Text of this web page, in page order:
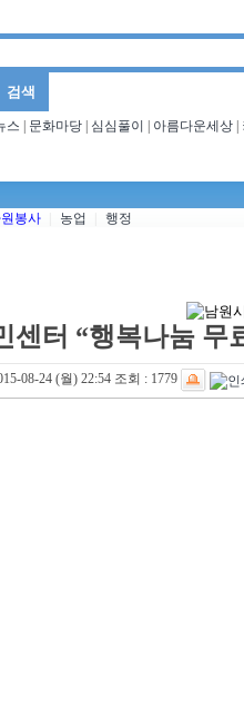
스 문화마당 심심풀이 아름다운세상
봉사 농업 행정
센터 “행복나눔 무
08-24 (월) 22:54 조회 : 1779